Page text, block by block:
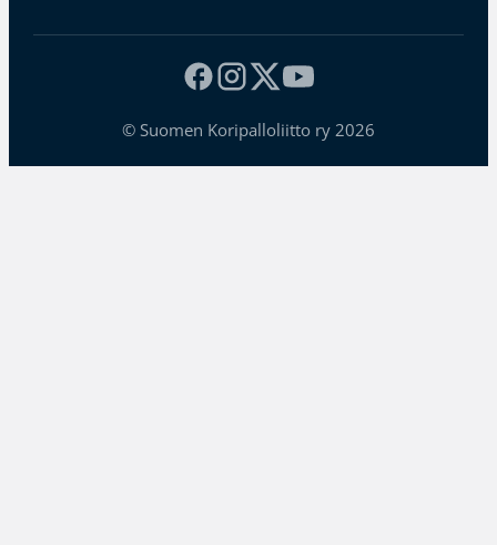
© Suomen Koripalloliitto ry 2026